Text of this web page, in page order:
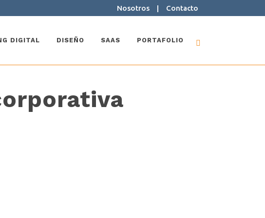
Nosotros | Contacto
DIGITAL DISEÑO SAAS PORTAFOLIO